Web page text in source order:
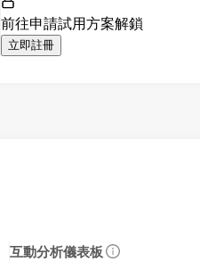
前往申請試用方案解鎖
立即註冊
互動分析儀表板